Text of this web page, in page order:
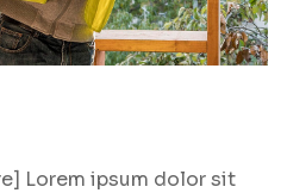
Lorem ipsum dolor sit